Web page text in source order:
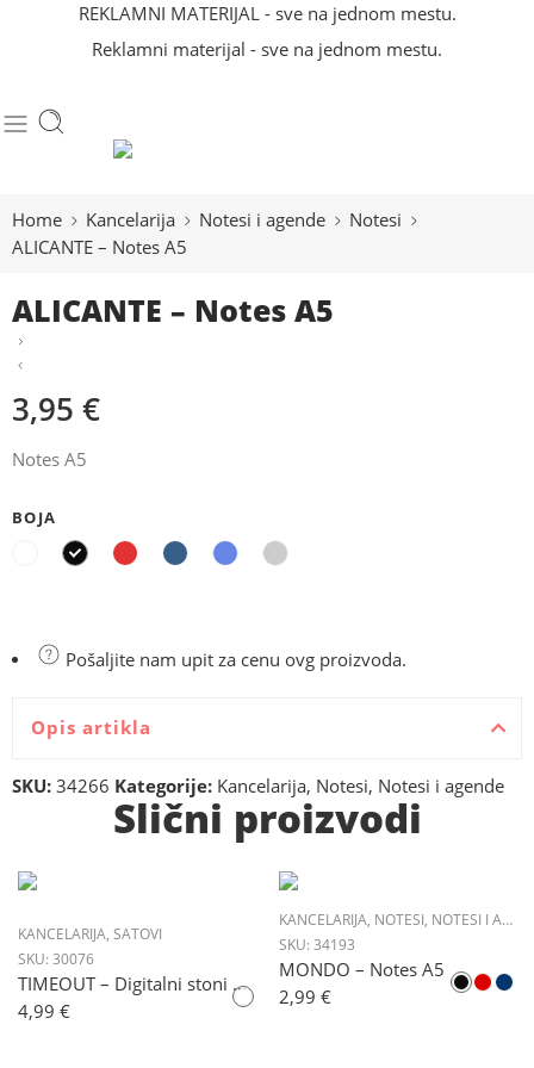
REKLAMNI MATERIJAL - sve na jednom mestu.
Reklamni materijal - sve na jednom mestu.
Home Kancelarija Notesi i agende
Notesi
ALICANTE – Notes A5
ALICANTE – Notes A5
3,95 €
Notes A5
BOJA
Pošaljite nam upit za cenu ovg proizvoda.
Opis artikla
SKU: 34266 Kategorije: Kancelarija, Notesi, Notesi i agende
Slični proizvodi
KANCELARIJA, SATOVI
SKU: 30076
TIMEOUT – Digitalni stoni LCD sat
4,99 €
KANCELARIJA, NOTESI, NOTESI I AGENDE
SKU: 34193
MONDO – Notes A5
2,99 €